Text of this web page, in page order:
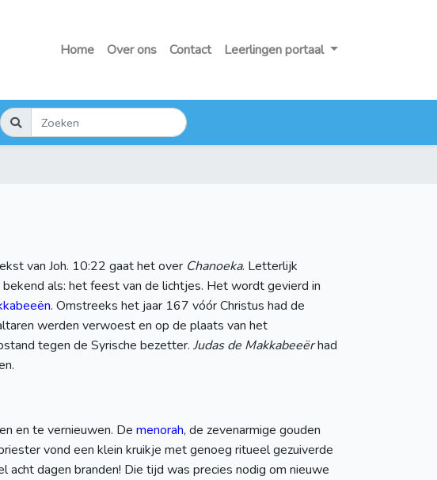
Home Over ons Contact Leerlingen portaal
van Joh. 10:22 gaat het over Chanoeka. Letterlijk
als: het feest van de lichtjes. Het wordt gevierd in
. Omstreeks het jaar 167 vóór Christus had de
werden verwoest en op de plaats van het
tegen de Syrische bezetter. Judas de Makkabeeërhad
en te vernieuwen. De menorah, de zevenarmige gouden
vond een klein kruikje met genoeg ritueel gezuiverde
dagen branden! Die tijd was precies nodig om nieuwe